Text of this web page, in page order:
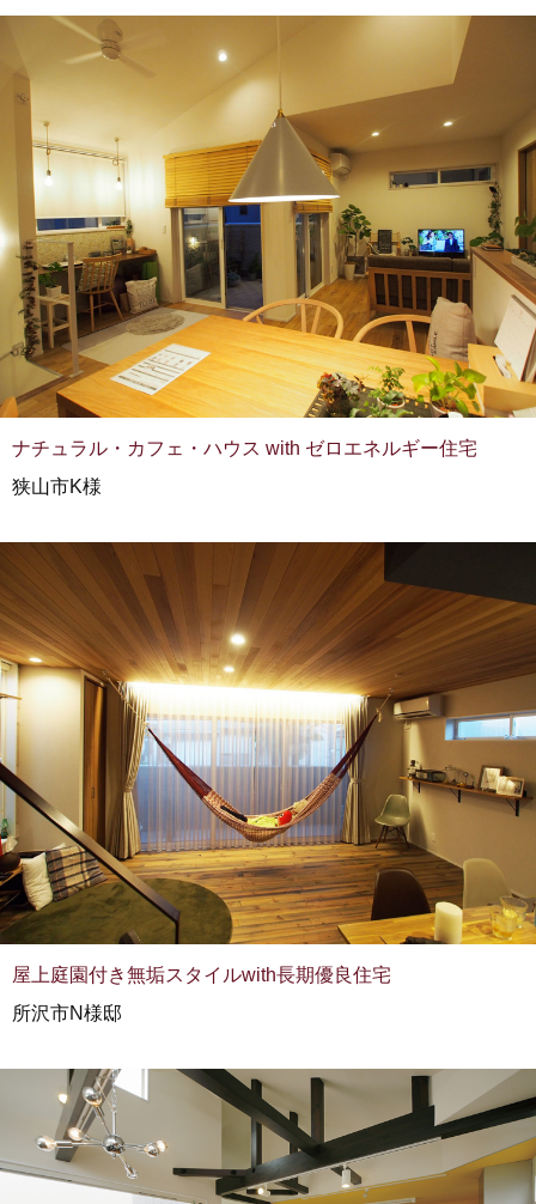
ナチュラル・カフェ・ハウス with ゼロエネルギー住宅
狭山市K様
屋上庭園付き無垢スタイルwith長期優良住宅
所沢市N様邸